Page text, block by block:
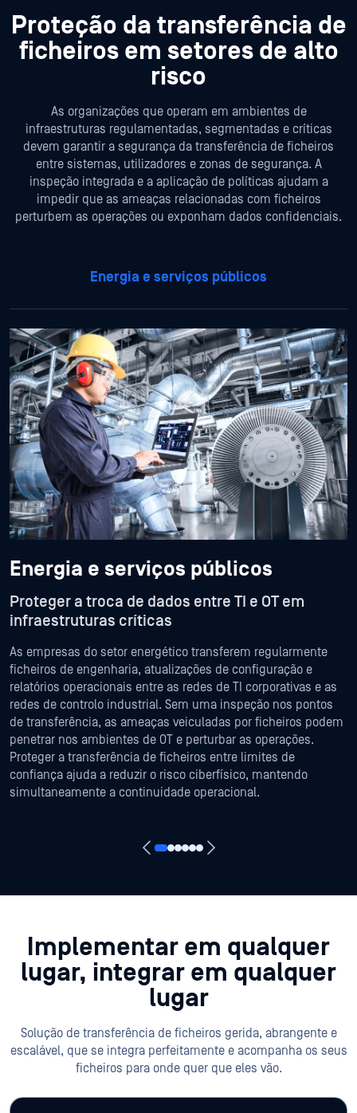
Proteção da transferência de
ficheiros em setores de alto
risco
As organizações que operam em ambientes de
infraestruturas regulamentadas, segmentadas e críticas
devem garantir a segurança da transferência de ficheiros
entre sistemas, utilizadores e zonas de segurança. A
inspeção integrada e a aplicação de políticas ajudam a
impedir que as ameaças relacionadas com ficheiros
perturbem as operações ou exponham dados confidenciais.
Energia e serviços públicos
Energia e serviços públicos
Proteger a troca de dados entre TI e OT em
infraestruturas críticas
As empresas do setor energético transferem regularmente
ficheiros de engenharia, atualizações de configuração e
relatórios operacionais entre as redes de TI corporativas e as
redes de controlo industrial. Sem uma inspeção nos pontos
de transferência, as ameaças veiculadas por ficheiros podem
penetrar nos ambientes de OT e perturbar as operações.
Proteger a transferência de ficheiros entre limites de
confiança ajuda a reduzir o risco ciberfísico, mantendo
simultaneamente a continuidade operacional.
Implementar em qualquer
lugar, integrar em qualquer
lugar
Solução de transferência de ficheiros gerida, abrangente e
escalável, que se integra perfeitamente e acompanha os seus
ficheiros para onde quer que eles vão.